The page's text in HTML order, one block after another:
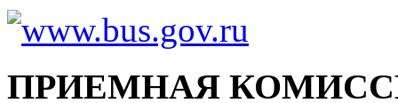
ПРИЕМНАЯ